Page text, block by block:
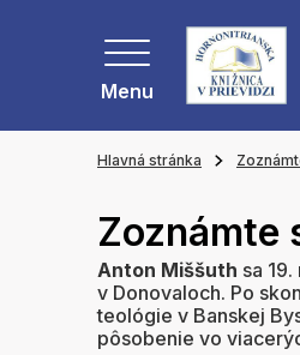
Menu
Hlavná stránka
Zoznámte
Anton Miššuth sa
v Donovaloch. Po
teológie v Banskej
pôsobenie vo